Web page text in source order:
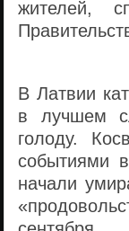
жителей,
В Латвии
в лучшем
голоду.
событиями
начали